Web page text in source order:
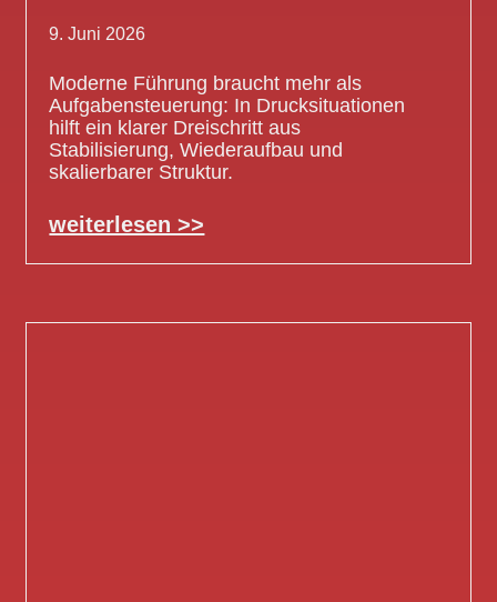
9. Juni 2026
Moderne Führung braucht mehr als
Aufgabensteuerung: In Drucksituationen
hilft ein klarer Dreischritt aus
Stabilisierung, Wiederaufbau und
skalierbarer Struktur.
weiterlesen >>